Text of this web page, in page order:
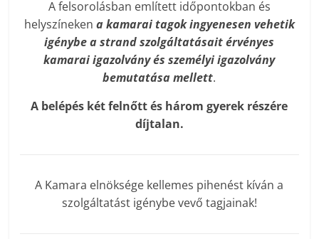
A felsorolásban említett időpontokban és
helyszíneken a kamarai tagok ingyenesen vehetik
igénybe a strand szolgáltatásait érvényes
kamarai igazolvány és személyi igazolvány
bemutatása mellett.
A belépés két felnőtt és három gyerek részére
díjtalan.
A Kamara elnöksége kellemes pihenést kíván a
szolgáltatást igénybe vevő tagjainak!